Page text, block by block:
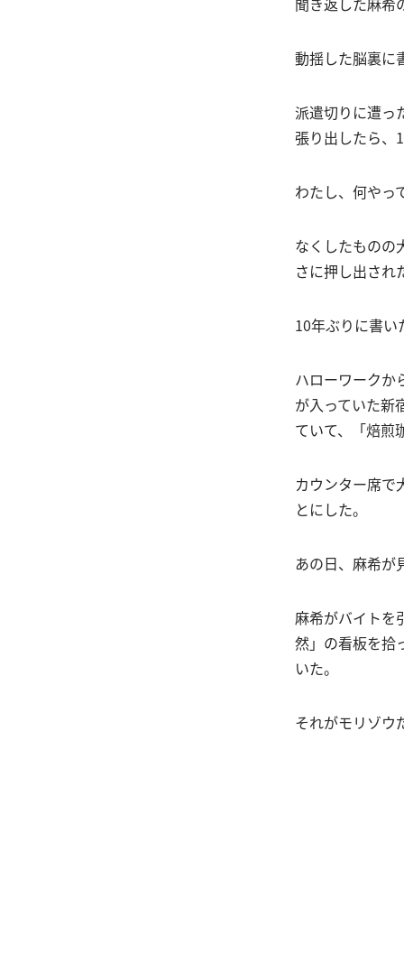
動揺した脳裏に
派遣切りに遭っ
張り出したら、
わたし、何やっ
なくしたものの
さに押し出され
10年ぶりに書
ハローワークか
が入っていた新
ていて、「焙
カウンター席で
とにした。
あの日、麻希が
麻希がバイト
然」の看板を拾
いた。
それがモリゾウ